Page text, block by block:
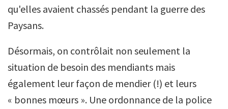
qu'elles avaient chassés pendant la guerre des
Paysans.
Désormais, on contrôlait non seulement la
situation de besoin des mendiants mais
également leur façon de mendier (!) et leurs
« bonnes mœurs ». Une ordonnance de la police